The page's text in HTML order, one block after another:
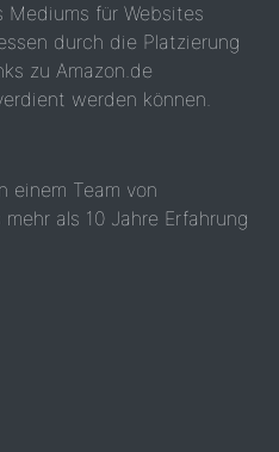
Mediums für Websites
durch die Platzierung
zu Amazon.de
werden können.
einem Team von
als 10 Jahre Erfahrung